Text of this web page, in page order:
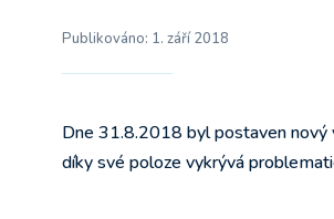
Publikováno: 1. září 2018
Dne 31.8.2018 byl postaven nový
díky své poloze vykrývá